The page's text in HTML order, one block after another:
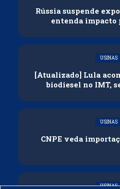
Rússia suspende
entenda impacto
USINAS
[Atualizado] Lula
biodiesel no IMT,
USINAS
CNPE veda
USINAS